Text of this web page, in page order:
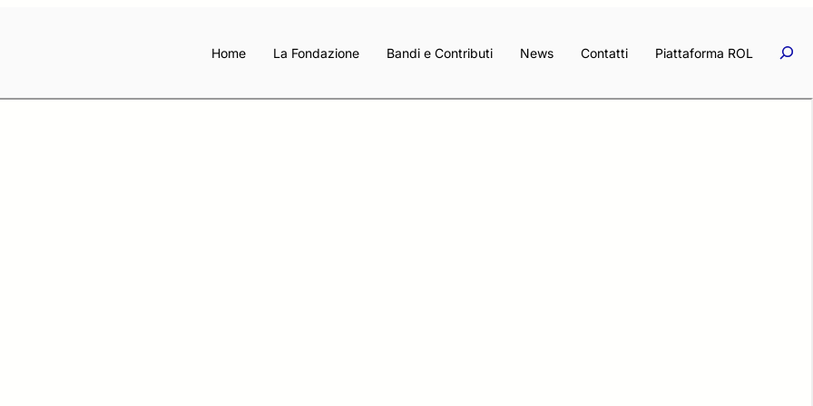
Home La Fondazione Bandi e Contributi News Contatti Piattaforma ROL